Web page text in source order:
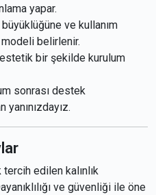
yapar.
büyüklüğüne ve kullanım
belirlenir.
estetik bir şekilde kurulum
sonrası destek
tercih edilen kalınlık
ve güvenliği ile öne